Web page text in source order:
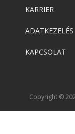
KARRIER
ADATKEZELÉS
KAPCSOLAT
Copyright ©